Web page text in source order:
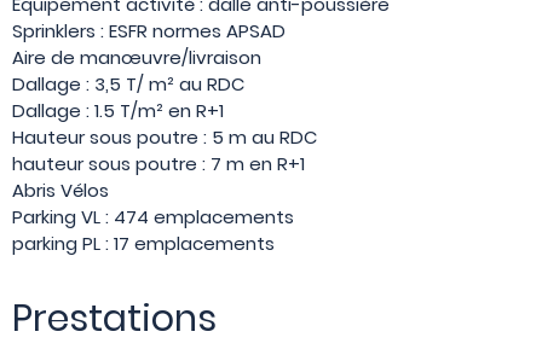
Sprinklers : ESFR normes APSAD
Aire de manœuvre/livraison
Dallage : 3,5 T/ m² au RDC
Dallage : 1.5 T/m² en R+1
Hauteur sous poutre : 5 m au RDC
hauteur sous poutre : 7 m en R+1
Abris Vélos
Parking VL : 474 emplacements
parking PL : 17 emplacements
Prestations